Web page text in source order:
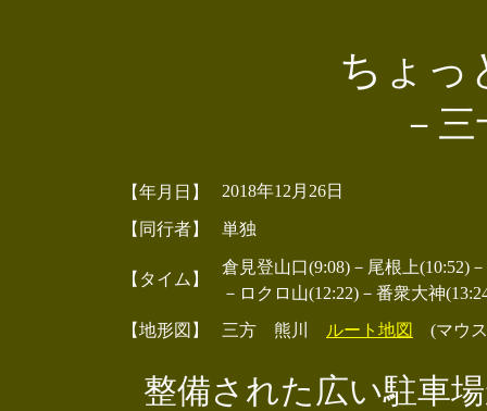
ちょっ
－
【年月日】 2018年12月26日
【同行者】 単独
【タイム】
倉見登山口(9:08)－尾根上(10:52)
－ロクロ山(12:22)－番衆大神
【地形図】
三方 熊川 ルート地図 (マウス
整備された広い駐車